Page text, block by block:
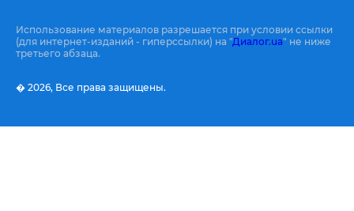
Использование материалов разрешается при условии ссылки
(для интернет-изданий - гиперссылки) на "Диалог.ua" не ниже
третьего абзаца.
� 2026, Все права защищены.